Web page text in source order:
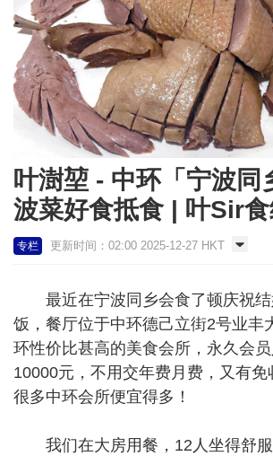
叶澍堃 - 中环「宁波同
波菜好食抵食 | 叶Sir
专栏 更新时间：02:00 2025-12-27 HKT
最近在宁波同乡会食了顿庆祝结
饭，餐厅位于中环德己立街2号业丰
环性价比甚高的美食会所，永久会
10000元，不用交年费月费，又有免
很多中环会所便宜得多！
我们在大房用餐，12人坐得舒服